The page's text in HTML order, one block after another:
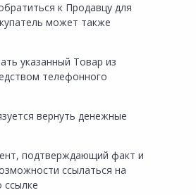
к Продавцу для
может также
указанный Товар из
телефонного
вернуть денежные
подтверждающий факт и
ссылаться на
ссылке